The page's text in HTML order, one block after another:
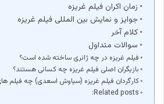
زمان اکران فیلم غریزه
جوایز و نمایش بین المللی فیلم غریزه
کلام آخر
سوالات متداول
فیلم غریزه در چه ژانری ساخته شده است؟
بازیگران اصلی فیلم غریزه چه کسانی هستند؟
کارگردان فیلم غریزه (سیاوش اسعدی) چه فیلم
Related posts: